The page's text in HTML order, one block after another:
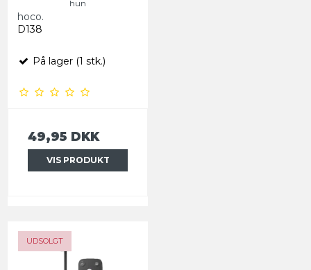
hun
hoco.
D138
På lager (1 stk.)
49,95 DKK
VIS PRODUKT
UDSOLGT